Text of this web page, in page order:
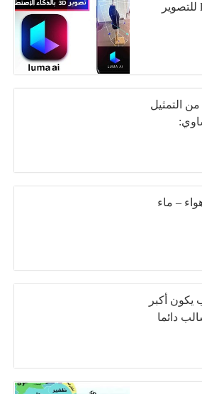
تحميل برنامج luma ai للتصوير
التمثيل
– ماء
يكون أكبر
دائما